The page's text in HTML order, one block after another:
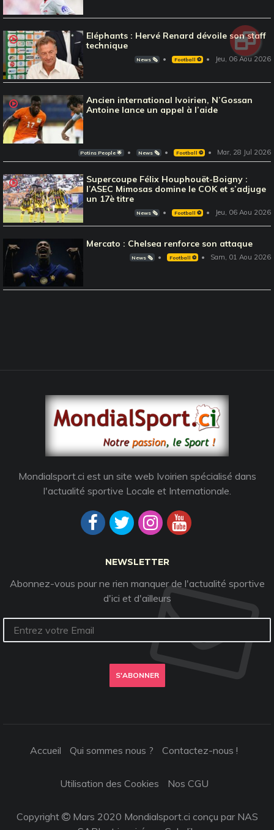
Eléphants : Hervé Renard dévoile son staff
technique
News 🗞️ Football ⚽️ Jeu, 06 Aou 2026
Ancien international Ivoirien, N’Gossan
Antoine lance un appel à l’aide
Potins People 🌟 News 🗞️ Football ⚽️ Mar, 28 Jul 2026
Supercoupe Félix Houphouët-Boigny :
l’ASEC Mimosas domine le COK et s’adjuge
un 17è titre
News 🗞️ Football ⚽️ Jeu, 06 Aou 2026
Mercato : Chelsea renforce son attaque
News 🗞️ Football ⚽️ Sam, 01 Aou 2026
Mondialsport.ci est un site web Ivoirien spécialisé dans
l'actualité sportive Locale et Internationale.
NEWSLETTER
Abonnez-vous pour ne rien manquer de l'actualité sportive
d'ici et d'ailleurs
S'ABONNER
Accueil Qui sommes nous ? Contactez-nous !
Utilisation des Cookies Nos CGU
Copyright
Mars 2020 Mondialsport.ci conçu par NAS